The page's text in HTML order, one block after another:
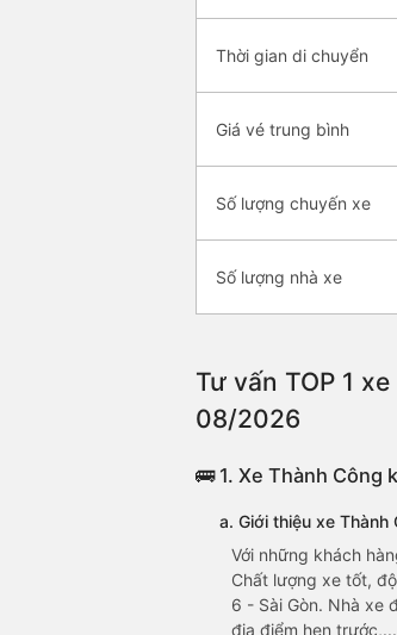
Thời gian di chuyển
Giá vé trung bình
Số lượng chuyến xe
Số lượng nhà xe
Tư vấn TOP 1
08/2026
🚌 1. Xe Thành Công
a. Giới thiệu xe Thành
Với những khách
Chất lượng xe tốt,
6 - Sài Gòn. Nhà xe
địa điểm hẹn